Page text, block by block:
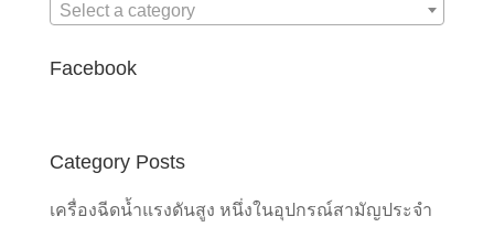
Select a category
Facebook
Category Posts
เครื่องฉีดน้ำแรงดันสูง หนึ่งในอุปกรณ์สามัญประจำ